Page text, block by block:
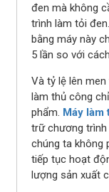
đen mà không
trình làm tỏi
bằng máy này
5 lần so với
Và tỷ lệ lên
làm thủ công
phẩm. Máy làm
trữ chương trình
chúng ta không
tiếp tục hoạt
lượng sản xuất